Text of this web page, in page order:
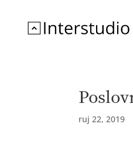
ruj 22, 2019